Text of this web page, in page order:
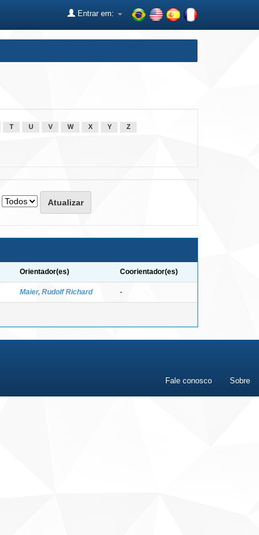
Entrar em:
T U V W X Y Z
Orientador(es) Coorientador(es)
Maier, Rudolf Richard -
Fale conosco Sobre